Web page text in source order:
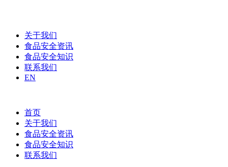
关于我们
食品安全资讯
食品安全知识
联系我们
EN
首页
关于我们
食品安全资讯
食品安全知识
联系我们